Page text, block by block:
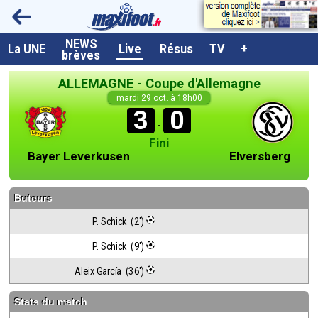
La UNE NEWS
brèves Live Résus TV +
ALLEMAGNE - Coupe d'Allemagne
mardi 29 oct. à 18h00
3 - 0
Fini
Bayer Leverkusen
Elversberg
Buteurs
P. Schick  (2')
P. Schick  (9')
Aleix García  (36')
Stats du match
A la UNE
Dernières brèves
Live / Matchs en direct
Résultats et Classements
Class. buteurs européens
Programme TV foot
Vidéos
Tableau transferts L1
Taille de la police
Paramètrages / Options